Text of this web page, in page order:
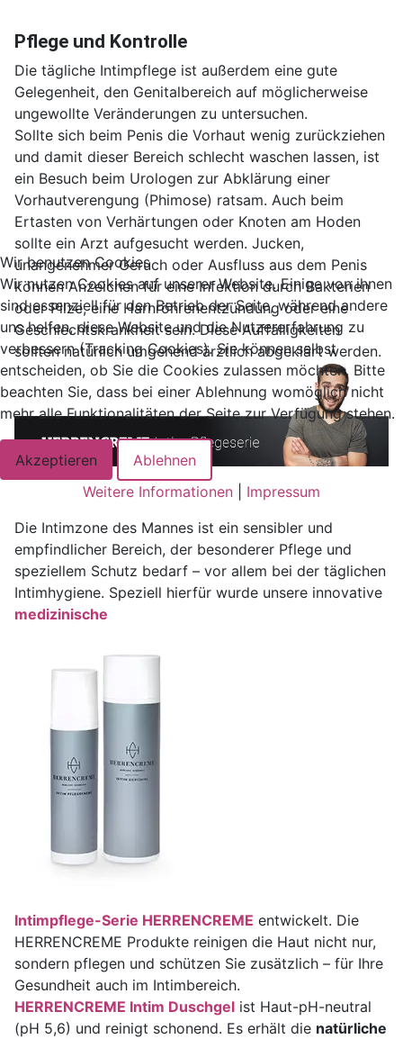
Pflege und Kontrolle
Die tägliche Intimpflege ist außerdem eine gute
Gelegenheit, den Genitalbereich auf möglicherweise
ungewollte Veränderungen zu untersuchen.
Sollte sich beim Penis die Vorhaut wenig zurückziehen
und damit dieser Bereich schlecht waschen lassen, ist
ein Besuch beim Urologen zur Abklärung einer
Vorhautverengung (Phimose) ratsam. Auch beim
Ertasten von Verhärtungen oder Knoten am Hoden
sollte ein Arzt aufgesucht werden. Jucken,
unangenehmer Geruch oder Ausfluss aus dem Penis
können Anzeichen für eine Infektion durch Bakterien
oder Pilze, eine Harnröhrenentzündung oder eine
Geschlechtskrankheit sein. Diese Auffälligkeiten
sollten natürlich umgehend ärztlich abgeklärt werden.
Die Intimzone des Mannes ist ein sensibler und
empfindlicher Bereich, der besonderer Pflege und
speziellem Schutz bedarf – vor allem bei der täglichen
Intimhygiene. Speziell hierfür wurde unsere innovative
medizinische
Intimpflege-Serie HERRENCREME entwickelt. Die
HERRENCREME Produkte reinigen die Haut nicht nur,
sondern pflegen und schützen Sie zusätzlich – für Ihre
Gesundheit auch im Intimbereich.
HERRENCREME Intim Duschgel ist Haut-pH-neutral
(pH 5,6) und reinigt schonend. Es erhält die natürliche
Wir benutzen Cookies
Wir nutzen Cookies auf unserer Website. Einige von ihnen
sind essenziell für den Betrieb der Seite, während andere
uns helfen, diese Website und die Nutzererfahrung zu
verbessern (Tracking Cookies). Sie können selbst
entscheiden, ob Sie die Cookies zulassen möchten. Bitte
beachten Sie, dass bei einer Ablehnung womöglich nicht
mehr alle Funktionalitäten der Seite zur Verfügung stehen.
Akzeptieren
Ablehnen
Weitere Informationen
Impressum